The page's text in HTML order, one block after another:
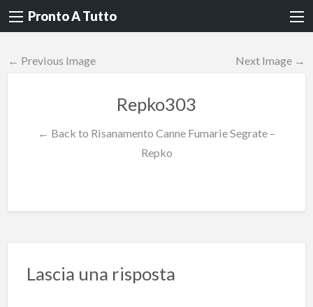
Pronto A Tutto
← Previous Image Next Image →
Repko303
← Back to Risanamento Canne Fumarie Segrate –
Repko
Lascia una risposta